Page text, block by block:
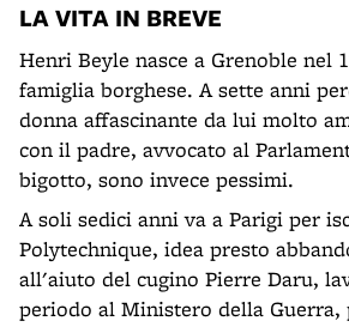
LA VITA IN BREVE
Henri Beyle nasce a Grenoble nel
famiglia borghese. A sette anni
donna affascinante da lui molto
con il padre, avvocato al
bigotto, sono invece pessimi.
A soli sedici anni va a Parigi per
Polytechnique, idea presto
all'aiuto del cugino Pierre Daru,
periodo al Ministero della